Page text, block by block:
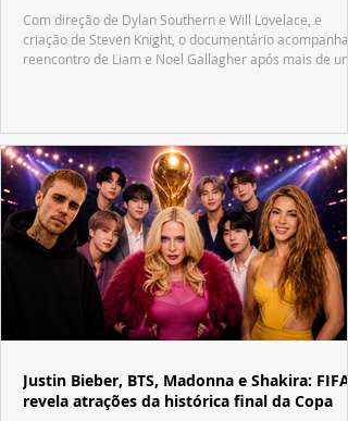
Com direção de Dylan Southern e Will Lovelace, e
criação de Steven Knight, o documentário acompanha
reencontro de Liam e Noel Gallagher após mais de
Justin Bieber, BTS, Madonna e Shakira: FIFA
revela atrações da histórica final da Copa